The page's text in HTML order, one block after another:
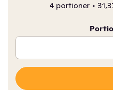
4 portioner •